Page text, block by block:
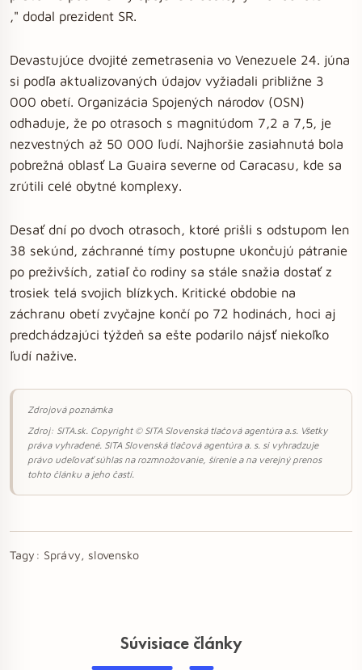
," dodal prezident SR.
Devastujúce dvojité zemetrasenia vo Venezuele 24. júna
si podľa aktualizovaných údajov vyžiadali približne 3
000 obetí. Organizácia Spojených národov (OSN)
odhaduje, že po otrasoch s magnitúdom 7,2 a 7,5, je
nezvestných až 50 000 ľudí. Najhoršie zasiahnutá bola
pobrežná oblasť La Guaira severne od Caracasu, kde sa
zrútili celé obytné komplexy.
Desať dní po dvoch otrasoch, ktoré prišli s odstupom len
38 sekúnd, záchranné tímy postupne ukončujú pátranie
po preživších, zatiaľ čo rodiny sa stále snažia dostať z
trosiek telá svojich blízkych. Kritické obdobie na
záchranu obetí zvyčajne končí po 72 hodinách, hoci aj
predchádzajúci týždeň sa ešte podarilo nájsť niekoľko
ľudí nažive.
Zdrojová poznámka
Zdroj: SITA.sk. Copyright © SITA Slovenská tlačová agentúra a.s. Všetky
práva vyhradené. SITA Slovenská tlačová agentúra a. s. si vyhradzuje
právo udeľovať súhlas na rozmnožovanie, šírenie a na verejný prenos
tohto článku a jeho častí.
Tagy: Správy, slovensko
Súvisiace články